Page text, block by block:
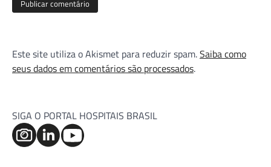
Este site utiliza o Akismet para reduzir spam.Saiba como
seus dados em comentários são processados.
SIGA O PORTAL HOSPITAIS BRASIL